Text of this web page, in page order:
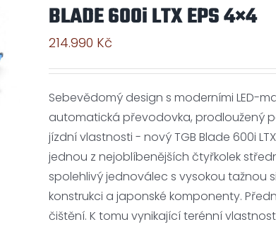
BLADE 600i LTX EPS 4×4
214.990 Kč
Sebevědomý design s moderními LED-
automatická převodovka, prodloužený
jízdní vlastnosti - nový TGB Blade 600i
jednou z nejoblíbenějších čtyřkolek
spolehlivý jednoválec s vysokou tažnou
konstrukci a japonské komponenty.
čištění. K tomu vynikající terénní